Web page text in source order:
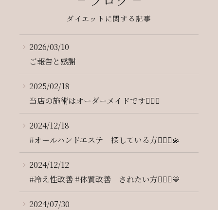
ダイエットに関する記事
2026/03/10
ご報告と感謝
2025/02/18
当店の施術はオーダーメイドです💆‍♀️✨
2024/12/18
#オールハンドエステ 探している方🙋🏻‍♀️💫
2024/12/12
#冷え性改善 #体質改善 されたい方🙋🏼‍♀️💛
2024/07/30